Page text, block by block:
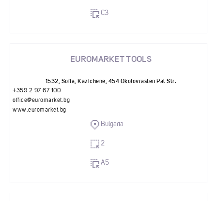
C3
EUROMARKET TOOLS
1532, Sofia, Kazichene, 454 Okolovrasten Pat Str.
+359 2 97 67 100
office@euromarket.bg
www.euromarket.bg
Bulgaria
2
A5